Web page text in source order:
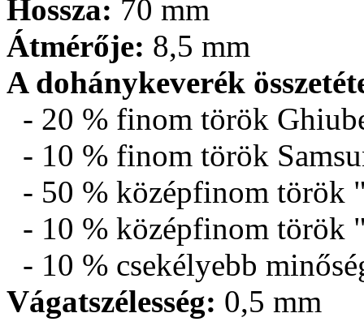
Hossza: 70 mm
Átmérője: 8,5 mm
A dohánykeverék
- 20 % finom török
- 10 % finom török
- 50 % középfinom török
- 10 % középfinom török
- 10 % csekélyebb
Vágatszélesség: 0,5 mm